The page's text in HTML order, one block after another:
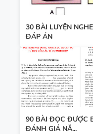
30 BÀI LUYỆN
ĐÁP ÁN
90 BÀI ĐỌC ĐƯỢC
ĐÁNH GIÁ NĂ...